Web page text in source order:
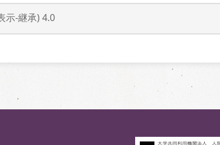
示-継承) 4.0